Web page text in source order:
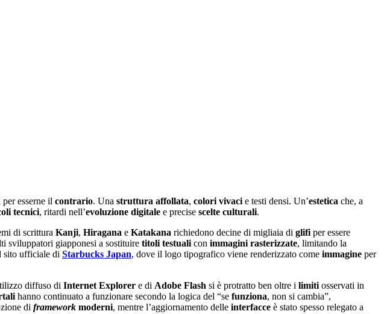
esserne il contrario. Una struttura affollata, colori vivaci e testi densi. Un’estetica che, a
tecnici, ritardi nell’evoluzione digitale e precise scelte culturali.
di scrittura Kanji, Hiragana e Katakana richiedono decine di migliaia di glifi per essere
sviluppatori giapponesi a sostituire titoli testuali con immagini rasterizzate, limitando la
sito ufficiale di Starbucks Japan, dove il logo tipografico viene renderizzato come immagine per
diffuso di Internet Explorer e di Adobe Flash si è protratto ben oltre i limiti osservati in
hanno continuato a funzionare secondo la logica del “se funziona, non si cambia”,
di framework moderni, mentre l’aggiornamento delle interfacce è stato spesso relegato a